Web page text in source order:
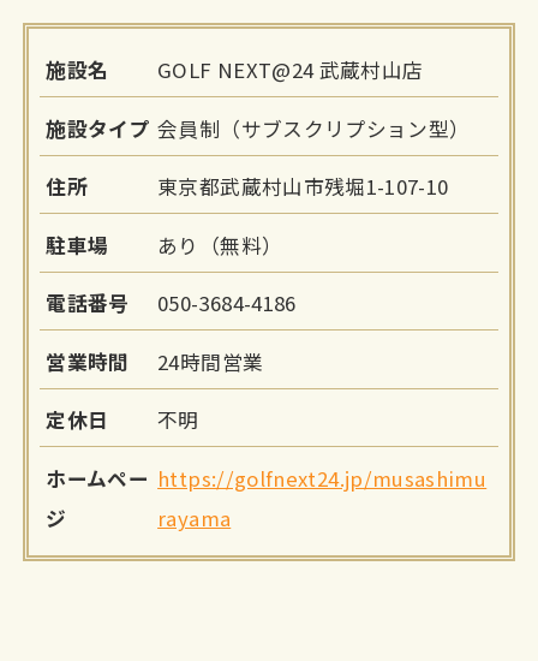
施設名 GOLF NEXT@24 武蔵村山店
施設タイプ 会員制（サブスクリプション型）
住所 東京都武蔵村山市残堀1-107-10
駐車場 あり（無料）
電話番号 050-3684-4186
営業時間 24時間営業
定休日 不明
ホームペー
ジ
https://golfnext24.jp/musashimu
rayama